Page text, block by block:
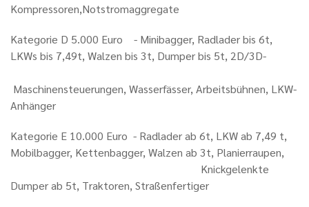
Kompressoren,Notstromaggregate
Kategorie D 5.000 Euro - Minibagger, Radlader bis 6t,
LKWs bis 7,49t, Walzen bis 3t, Dumper bis 5t, 2D/3D-
Maschinensteuerungen, Wasserfässer, Arbeitsbühnen, LKW-
Anhänger
Kategorie E 10.000 Euro - Radlader ab 6t, LKW ab 7,49 t,
Mobilbagger, Kettenbagger, Walzen ab 3t, Planierraupen,
Knickgelenkte
Dumper ab 5t, Traktoren, Straßenfertiger